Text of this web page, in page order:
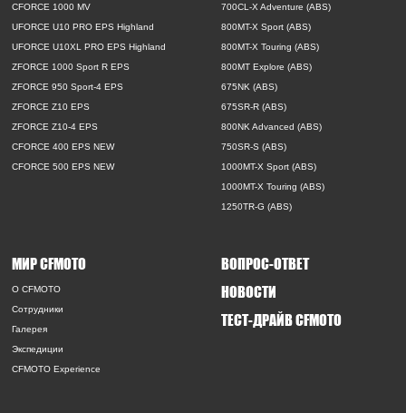
CFORCE 1000 MV
UFORCE U10 PRO EPS Highland
UFORCE U10XL PRO EPS Highland
ZFORCE 1000 Sport R EPS
ZFORCE 950 Sport-4 EPS
ZFORCE Z10 EPS
ZFORCE Z10-4 EPS
CFORCE 400 EPS NEW
CFORCE 500 EPS NEW
700CL-X Adventure (ABS)
800MT-X Sport (ABS)
800MT-X Touring (ABS)
800MT Explore (ABS)
675NK (ABS)
675SR-R (ABS)
800NK Advanced (ABS)
750SR-S (ABS)
1000MT-X Sport (ABS)
1000MT-X Touring (ABS)
1250TR-G (ABS)
МИР CFMOTO
O CFMOTO
Сотрудники
Галерея
Экспедиции
CFMOTO Experience
ВОПРОС-ОТВЕТ
НОВОСТИ
ТЕСТ-ДРАЙВ CFMOTO